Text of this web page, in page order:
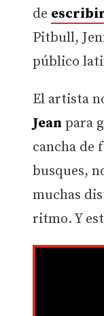
de
Pitbull,
público
El artista
Jean para
cancha de
busques,
muchas
ritmo. Y